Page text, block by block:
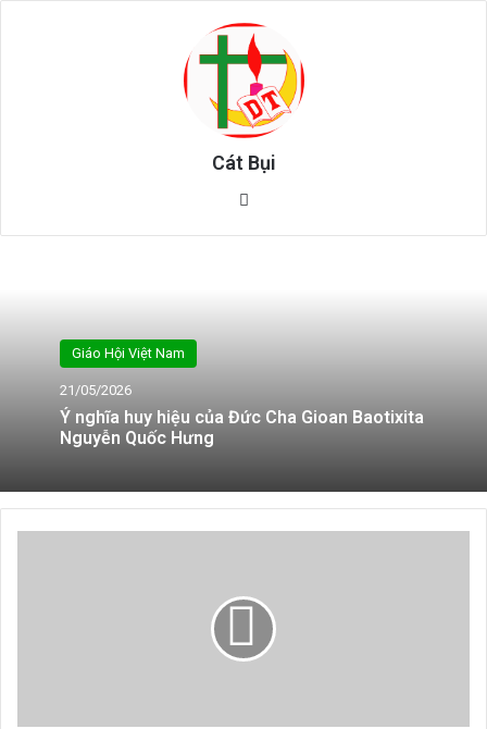
Cát Bụi
Giáo Hội Việt Nam
21/05/2026
Ý nghĩa huy hiệu của Đức Cha Gioan Baotixita
Nguyễn Quốc Hưng